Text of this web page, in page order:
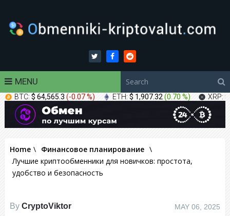
MENU
BTC: $ 64,565.3 (-0.07 %) ETH: $ 1,907.32 (0.70 %) XRP:
Home \ Финансовое планирование \
Лучшие криптообменники для новичков: простота,
удобство и безопасность
By CryptoViktor MAY 06, 2025